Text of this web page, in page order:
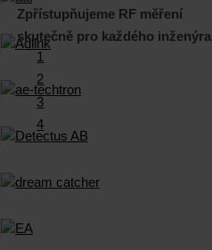
Zpřístupňujeme RF měření
skutečně pro každého inženýra
1
2
3
4